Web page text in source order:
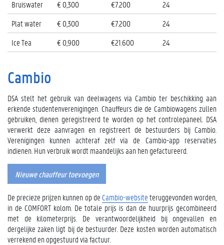
Bruiswater
€ 0,300 €7.200
24
Plat water
€ 0,300 €7.200
24
Ice Tea
€ 0,900 €21.600 24
Cambio
DSA stelt het gebruik van deelwagens via Cambio ter beschikking aan
erkende studentenverenigingen. Chauffeurs die de Cambiowagens zullen
gebruiken, dienen geregistreerd te worden op het controlepaneel. DSA
verwerkt deze aanvragen en registreert de bestuurders bij Cambio.
Verenigingen kunnen achteraf zelf via de Cambio-app reservaties
indienen. Hun verbruik wordt maandelijks aan hen gefactureerd.
Nieuwe chauffeur toevoegen
De precieze prijzen kunnen op de Cambio-websiteteruggevonden worden,
in de COMFORT kolom. De totale prijs is dan de huurprijs gecombineerd
met de kilometerprijs. De verantwoordelijkheid bij ongevallen en
dergelijke zaken ligt bij de bestuurder. Deze kosten worden automatisch
verrekend en opgestuurd via factuur.